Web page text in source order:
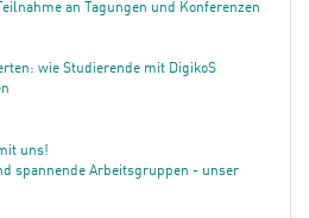
an Tagungen und Konferenzen
wie Studierende mit DigikoS
uns!
spannende Arbeitsgruppen - unser